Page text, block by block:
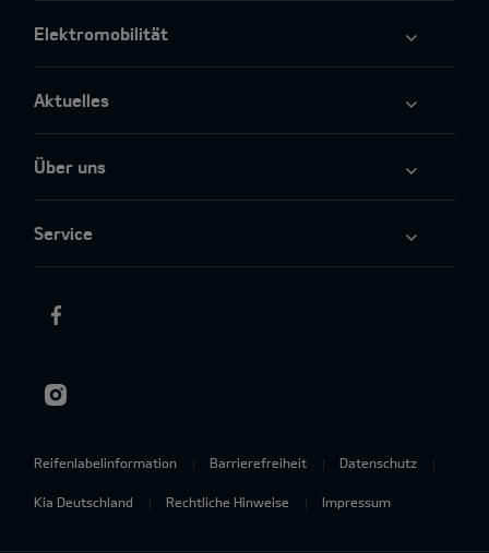
Elektromobilität
Aktuelles
Über uns
Service
Reifenlabelinformation Barrierefreiheit Datenschutz
Kia Deutschland Rechtliche Hinweise Impressum